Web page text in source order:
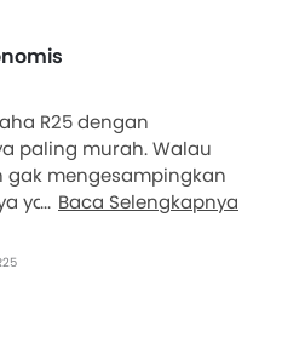
R25 dengan
paling murah. Walau
gak mengesampingkan
ya.... Baca Selengkapnya